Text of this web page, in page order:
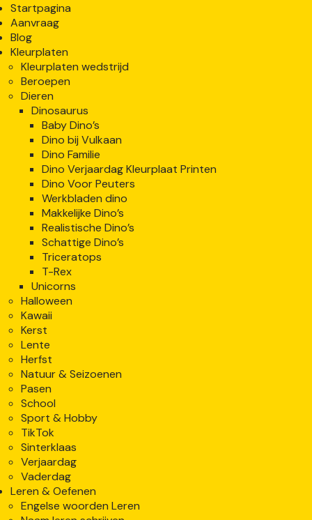
Startpagina
Aanvraag
Blog
Kleurplaten
Kleurplaten wedstrijd
Beroepen
Dieren
Dinosaurus
Baby Dino’s
Dino bij Vulkaan
Dino Familie
Dino Verjaardag Kleurplaat Printen
Dino Voor Peuters
Werkbladen dino
Makkelijke Dino’s
Realistische Dino’s
Schattige Dino’s
Triceratops
T-Rex
Unicorns
Halloween
Kawaii
Kerst
Lente
Herfst
Natuur & Seizoenen
Pasen
School
Sport & Hobby
TikTok
Sinterklaas
Verjaardag
Vaderdag
Leren & Oefenen
Engelse woorden Leren